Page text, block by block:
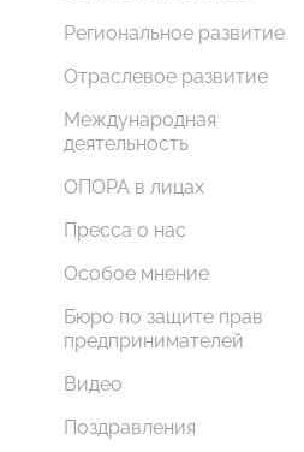
Региональное развитие
Отраслевое развитие
Международная
деятельность
ОПОРА в лицах
Пресса о нас
Особое мнение
Бюро по защите прав
предпринимателей
Видео
Поздравления